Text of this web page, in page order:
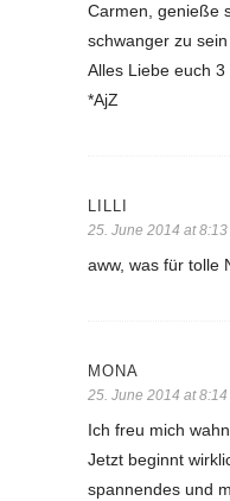
Carmen, genieße
schwanger zu
Alles Liebe euch 3
*AjZ
LILLI
25. June 2014 at 8:13
aww, was für tolle
MONA
25. June 2014 at 8:14
Ich freu mich
Jetzt beginnt
spannendes und